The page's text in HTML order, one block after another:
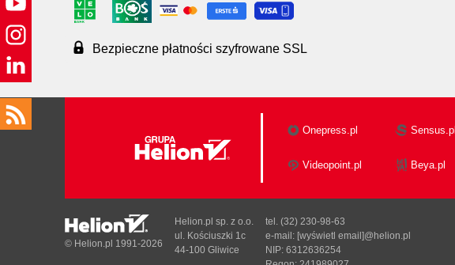
Bezpieczne płatności szyfrowane SSL
Onepress.pl Sensus.pl
Videopoint.pl Beya.pl
© Helion.pl 1991-2026
Helion.pl sp. z o.o.
ul. Kościuszki 1c
44-100 Gliwice
tel. (32) 230-98-63
e-mail: [wyświetl email]@helion.pl
NIP: 6312636254